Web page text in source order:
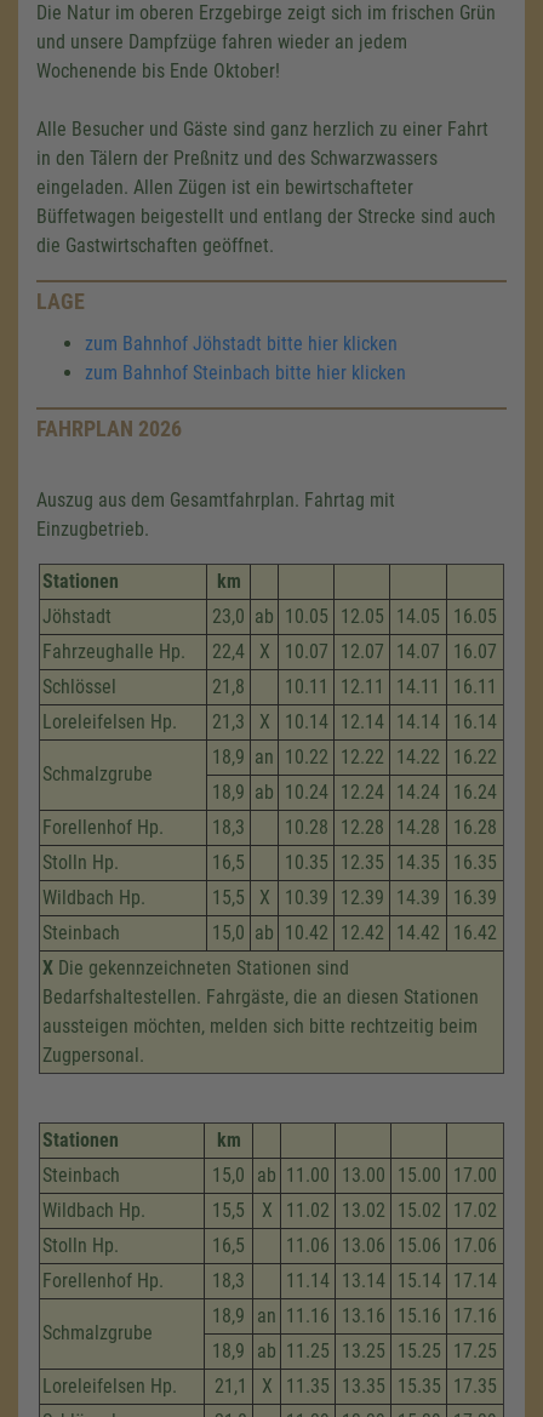
Die Natur im oberen Erzgebirge zeigt sich im frischen Grün
und unsere Dampfzüge fahren wieder an jedem
Wochenende bis Ende Oktober!
Alle Besucher und Gäste sind ganz herzlich zu einer Fahrt
in den Tälern der Preßnitz und des Schwarzwassers
eingeladen. Allen Zügen ist ein bewirtschafteter
Büffetwagen beigestellt und entlang der Strecke sind auch
die Gastwirtschaften geöffnet.
LAGE
zum Bahnhof Jöhstadt bitte hier klicken
zum Bahnhof Steinbach bitte hier klicken
FAHRPLAN 2026
Auszug aus dem Gesamtfahrplan. Fahrtag mit
Einzugbetrieb.
Stationen
km
Jöhstadt
23,0 ab 10.05 12.05 14.05
16.05
Fahrzeug­halle Hp.
22,4 X 10.07 12.07 14.07
16.07
Schlössel
21,8 10.11 12.11 14.11
16.11
Loreleifelsen Hp.
21,3 X 10.14 12.14 14.14 16.14
Schmalzgrube
18,9 an 10.22 12.22 14.22
16.22
18,9 ab 10.24 12.24 14.24
16.24
Forellenhof Hp.
18,3 10.28 12.28 14.28
16.28
Stolln Hp.
16,5 10.35 12.35 14.35
16.35
Wildbach Hp.
15,5 X 10.39 12.39 14.39
16.39
Steinbach
15,0 ab 10.42 12.42 14.42
16.42
X Die gekennzeichneten Stationen sind
Bedarfshaltestellen. Fahrgäste, die an diesen Stationen
aussteigen möchten, melden sich bitte rechtzeitig beim
Zugpersonal.
Stationen
km
Steinbach
15,0 ab 11.00 13.00 15.00
17.00
Wildbach Hp.
15,5 X 11.02 13.02 15.02
17.02
Stolln Hp.
16,5 11.06 13.06 15.06
17.06
Forellenhof Hp.
18,3 11.14 13.14 15.14 17.14
Schmalzgrube
18,9 an 11.16 13.16 15.16
17.16
18,9
ab 11.25 13.25 15.25
17.25
Loreleifelsen Hp.
21,1 X 11.35 13.35 15.35
17.35